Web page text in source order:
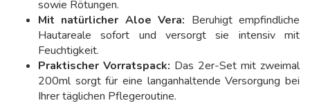
sowie Rötungen.
Mit natürlicher Aloe Vera: Beruhigt empfindliche
Hautareale sofort und versorgt sie intensiv mit
Feuchtigkeit.
Praktischer Vorratspack: Das 2er-Set mit zweimal
200ml sorgt für eine langanhaltende Versorgung bei
Ihrer täglichen Pflegeroutine.